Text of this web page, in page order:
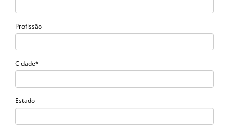
Profissão
Cidade*
Estado